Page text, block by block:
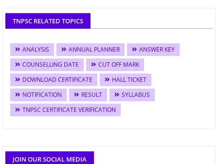
TNPSC RELATED TOPICS
ANALYSIS ANNUAL PLANNER
ANSWER KEY
COUNSELLING DATE
CUT OFF MARK
DOWNLOAD CERTIFICATE
HALL TICKET
NOTIFICATION
RESULT
SYLLABUS
TNPSC CERTIFICATE VERIFICATION
JOIN OUR SOCIAL MEDIA